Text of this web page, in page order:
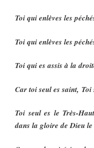
Toi qui enlèves les
Toi qui enlèves les
Toi qui es assis à la
Car toi seul es saint, Toi
Toi seul es le Très-
dans la gloire de Dieu